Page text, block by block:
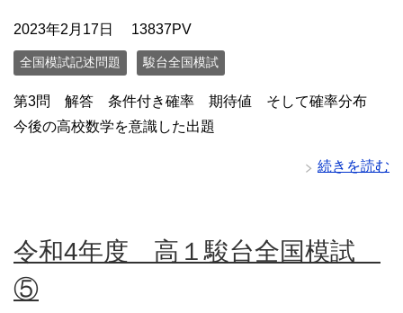
2023年2月17日 13837PV
全国模試記述問題 駿台全国模試
第3問 解答 条件付き確率 期待値 そして確率分布
今後の高校数学を意識した出題
続きを読む
令和4年度 高１駿台全国模試
⑤